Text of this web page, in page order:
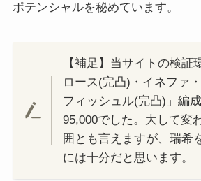
ポテンシャルを秘めています。
【補足】当サイトの検証
ロース(完凸)・イネファ
フィッシュル(完凸)」編
95,000でした。大して変
囲とも言えますが、瑞希
には十分だと思います。